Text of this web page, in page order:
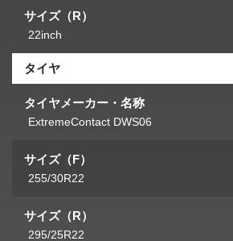
サイズ（R）
22inch
タイヤ
タイヤメーカー・名称
ExtremeContact DWS06
サイズ（F）
255/30R22
サイズ（R）
295/25R22